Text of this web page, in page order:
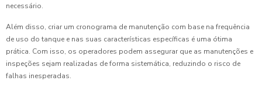
necessário.
Além disso, criar um cronograma de manutenção com base na frequência
de uso do tanque e nas suas características específicas é uma ótima
prática. Com isso, os operadores podem assegurar que as manutenções e
inspeções sejam realizadas de forma sistemática, reduzindo o risco de
falhas inesperadas.